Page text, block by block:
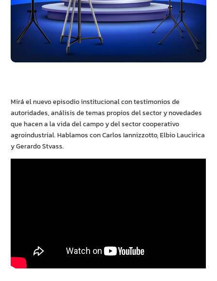
Mirá el nuevo episodio institucional con testimonios de
autoridades, análisis de temas propios del sector y novedades
que hacen a la vida del campo y del sector cooperativo
agroindustrial. Hablamos con Carlos Iannizzotto, Elbio Laucirica
y Gerardo Stvass.